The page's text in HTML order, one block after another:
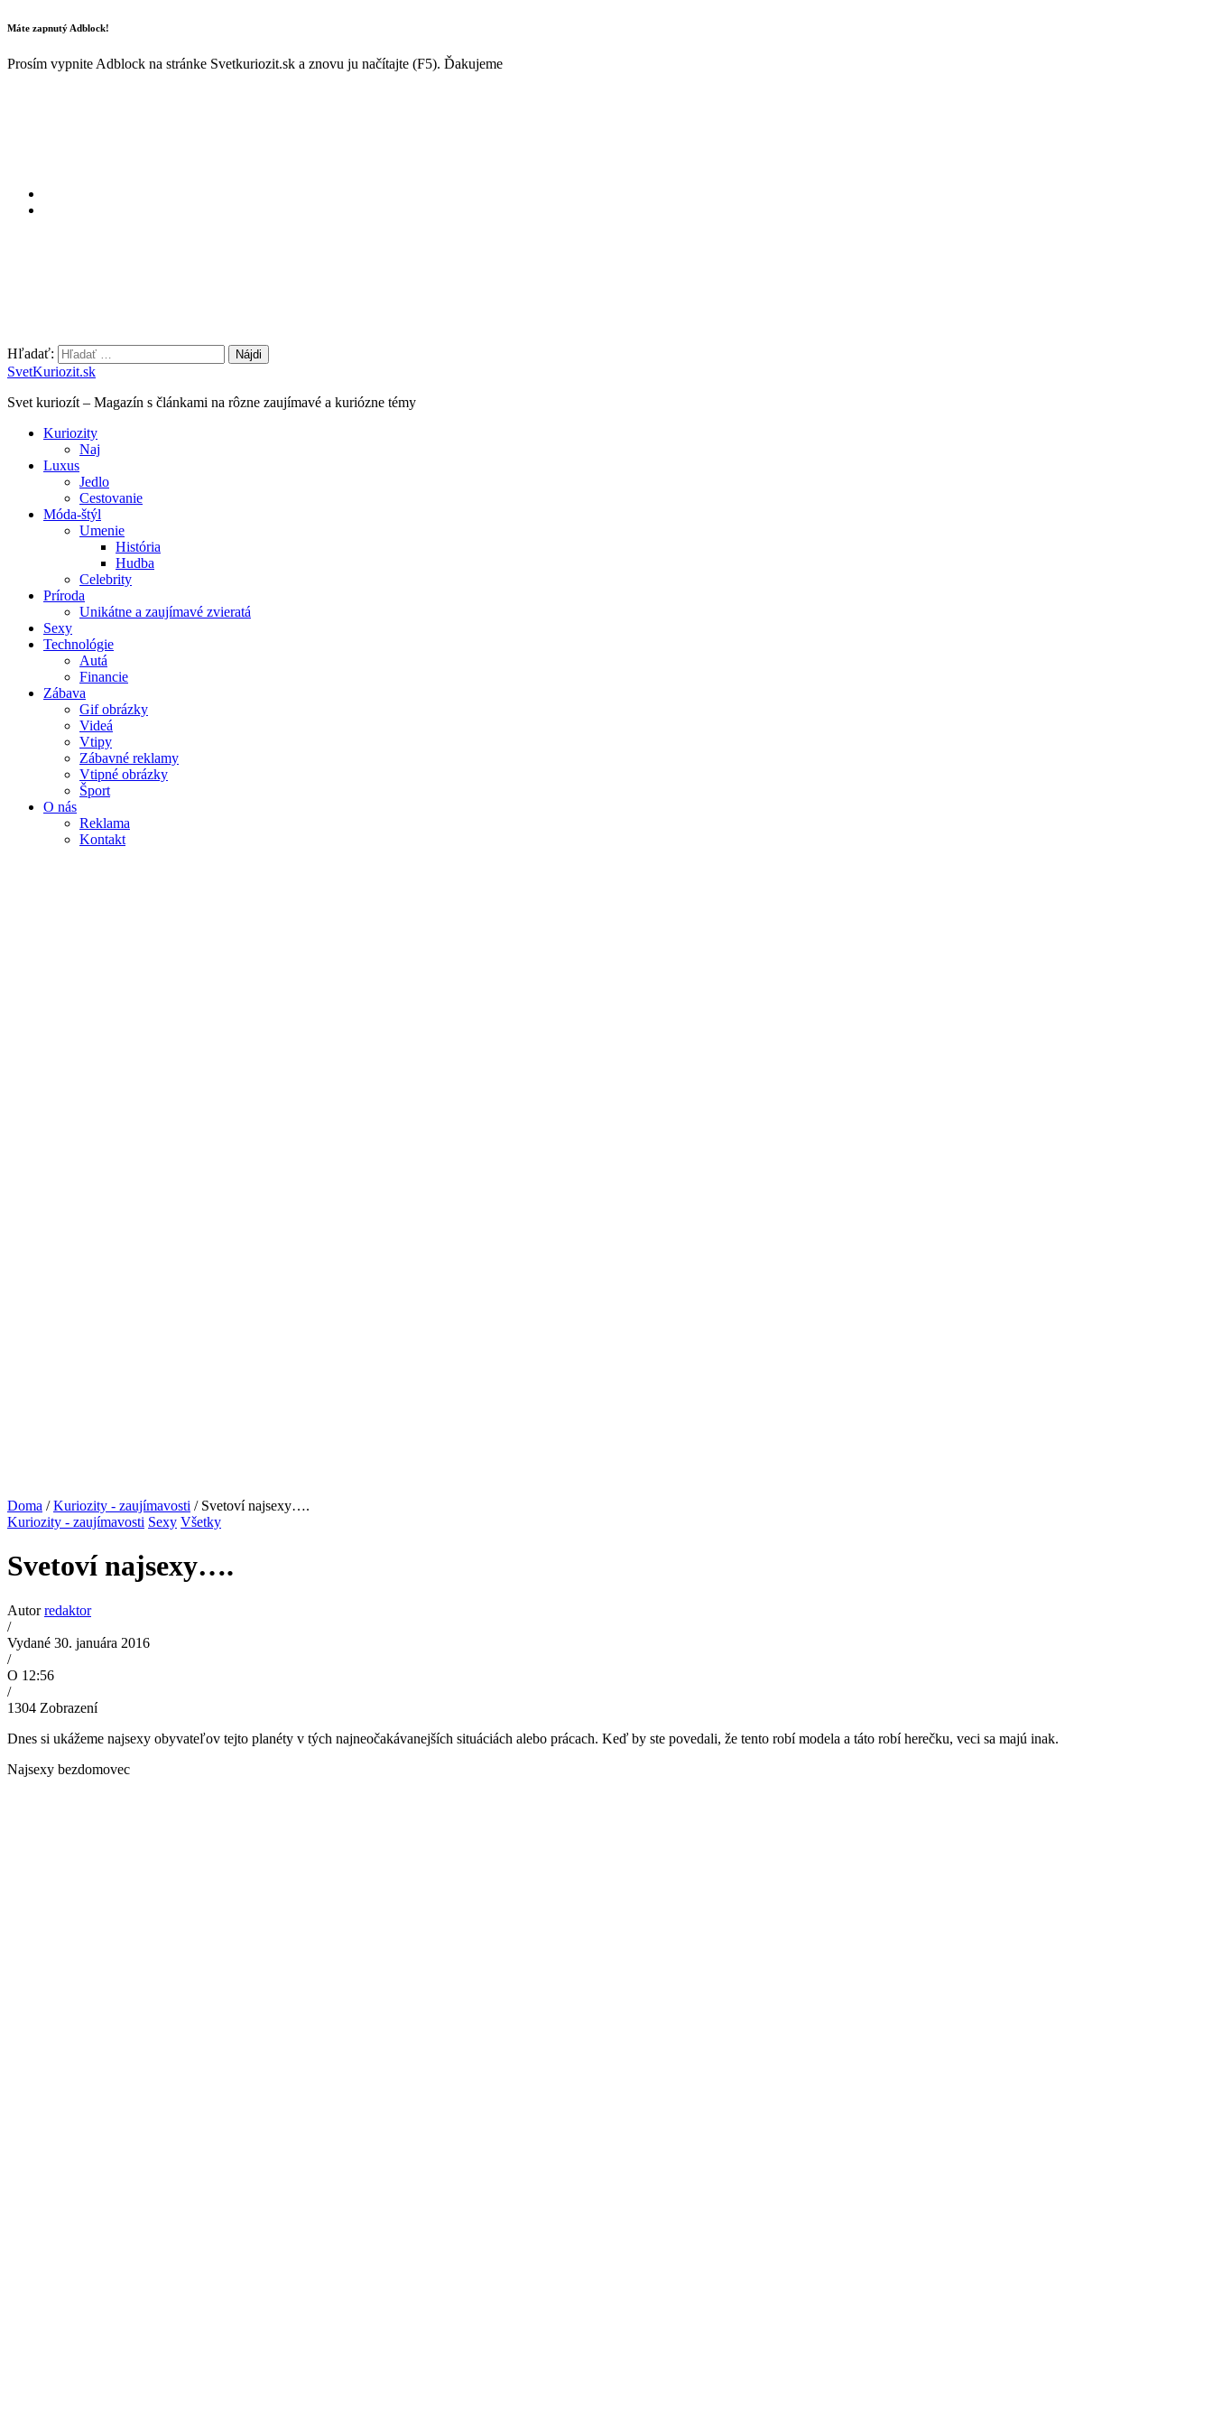
Máte zapnutý Adblock!
Prosím vypnite Adblock na stránke Svetkuriozit.sk a znovu ju načítajte (F5). Ďakujeme
Hľadať:
SvetKuriozit.sk
Svet kuriozít – Magazín s článkami na rôzne zaujímavé a kuriózne témy
Kuriozity
Naj
Luxus
Jedlo
Cestovanie
Móda-štýl
Umenie
História
Hudba
Celebrity
Príroda
Unikátne a zaujímavé zvieratá
Sexy
Technológie
Autá
Financie
Zábava
Gif obrázky
Videá
Vtipy
Zábavné reklamy
Vtipné obrázky
Šport
O nás
Reklama
Kontakt
Doma /Kuriozity - zaujímavosti / Svetoví najsexy….
Kuriozity - zaujímavosti Sexy Všetky
Svetoví najsexy….
Autorredaktor
/
Vydané 30. januára 2016
/
O 12:56
/
1304 Zobrazení
Dnes si ukážeme najsexy obyvateľov tejto planéty v tých najneočakávanejších situáciách alebo prácach. Keď by ste povedali, že tento robí modela a táto robí herečku, veci sa majú inak.
Najsexy bezdomovec